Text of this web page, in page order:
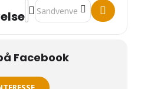
Address - KURS: Smiing
Destination Address - KURS:
Facebook